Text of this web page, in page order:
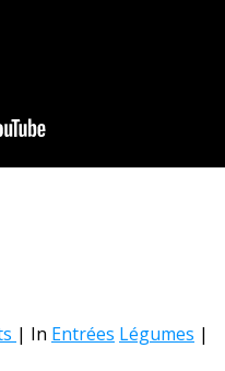
| In Entrées Légumes |